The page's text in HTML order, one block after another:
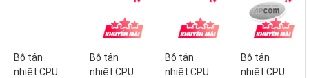
Bộ tản
nhiệt CPU
Bộ tản
nhiệt CPU
Bộ tản
nhiệt CPU
Bộ tản
nhiệt CPU